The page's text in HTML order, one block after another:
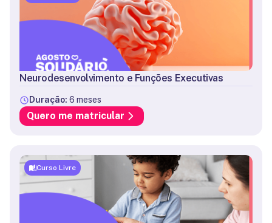
Neurodesenvolvimento e Funções Executivas
Duração: 6 meses
Quero me matricular
Curso Livre